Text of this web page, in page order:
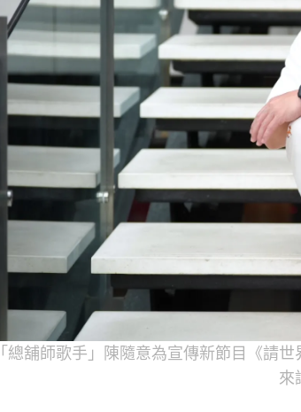
「總舖師歌手」陳隨意為宣傳新節目《請
來